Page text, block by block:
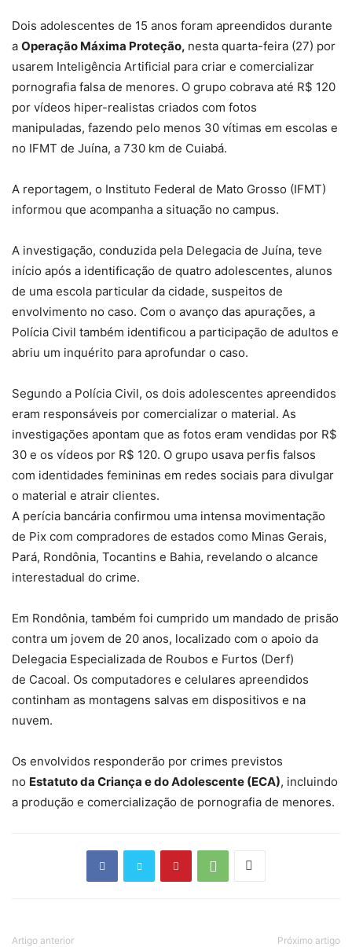
Dois adolescentes de 15 anos foram apreendidos durante
a Operação Máxima Proteção, nesta quarta-feira (27) por
usarem Inteligência Artificial para criar e comercializar
pornografia falsa de menores. O grupo cobrava até R$ 120
por vídeos hiper-realistas criados com fotos
manipuladas, fazendo pelo menos 30 vítimas em escolas e
no IFMT de Juína, a 730 km de Cuiabá.
A reportagem, o Instituto Federal de Mato Grosso (IFMT)
informou que acompanha a situação no campus.
A investigação, conduzida pela Delegacia de Juína, teve
início após a identificação de quatro adolescentes, alunos
de uma escola particular da cidade, suspeitos de
envolvimento no caso. Com o avanço das apurações, a
Polícia Civil também identificou a participação de adultos e
abriu um inquérito para aprofundar o caso.
Segundo a Polícia Civil, os dois adolescentes apreendidos
eram responsáveis por comercializar o material. As
investigações apontam que as fotos eram vendidas por R$
30 e os vídeos por R$ 120. O grupo usava perfis falsos
com identidades femininas em redes sociais para divulgar
o material e atrair clientes.
A perícia bancária confirmou uma intensa movimentação
de Pix com compradores de estados como Minas Gerais,
Pará, Rondônia, Tocantins e Bahia, revelando o alcance
interestadual do crime.
Em Rondônia, também foi cumprido um mandado de prisão
contra um jovem de 20 anos, localizado com o apoio da
Delegacia Especializada de Roubos e Furtos (Derf)
de Cacoal. Os computadores e celulares apreendidos
continham as montagens salvas em dispositivos e na
nuvem.
Os envolvidos responderão por crimes previstos
no Estatuto da Criança e do Adolescente (ECA), incluindo
a produção e comercialização de pornografia de menores.
Artigo anterior Próximo artigo